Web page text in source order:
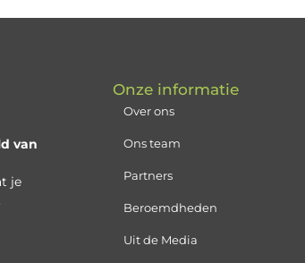
van
je
Onze informatie
Over ons
Ons team
Partners
Beroemdheden
Uit de Media